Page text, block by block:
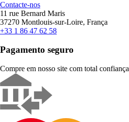
Contacte-nos
11 rue Bernard Maris
37270 Montlouis-sur-Loire, França
+33 1 86 47 62 58
Pagamento seguro
Compre em nosso site com total confiança